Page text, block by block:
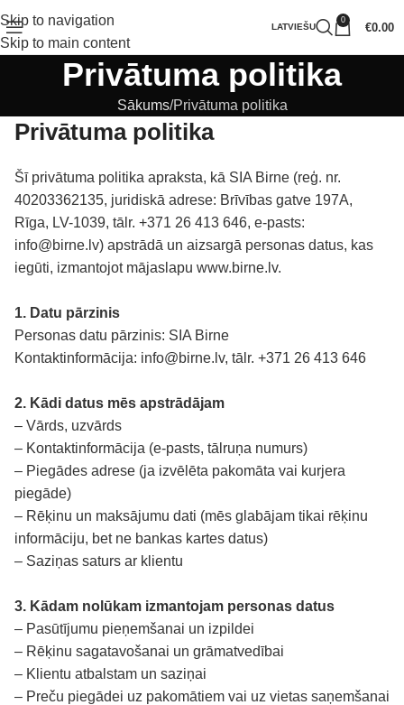
Skip to navigation
Skip to main content
LATVIEŠU
0
€0.00
Privātuma politika
Sākums Privātuma politika
Privātuma politika
Šī privātuma politika apraksta, kā SIA Birne (reģ. nr.
40203362135, juridiskā adrese: Brīvības gatve 197A,
Rīga, LV-1039, tālr. +371 26 413 646, e-pasts:
info@birne.lv) apstrādā un aizsargā personas datus, kas
iegūti, izmantojot mājaslapu www.birne.lv.
1. Datu pārzinis
Personas datu pārzinis: SIA Birne
Kontaktinformācija: info@birne.lv, tālr. +371 26 413 646
2. Kādi datus mēs apstrādājam
– Vārds, uzvārds
– Kontaktinformācija (e-pasts, tālruņa numurs)
– Piegādes adrese (ja izvēlēta pakomāta vai kurjera
piegāde)
– Rēķinu un maksājumu dati (mēs glabājam tikai rēķinu
informāciju, bet ne bankas kartes datus)
– Saziņas saturs ar klientu
3. Kādam nolūkam izmantojam personas datus
– Pasūtījumu pieņemšanai un izpildei
– Rēķinu sagatavošanai un grāmatvedībai
– Klientu atbalstam un saziņai
– Preču piegādei uz pakomātiem vai uz vietas saņemšanai